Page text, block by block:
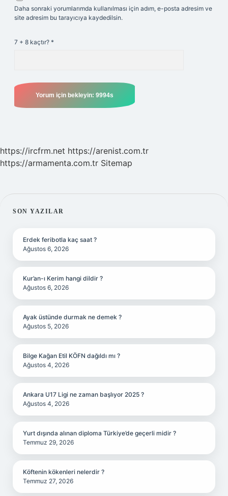
Daha sonraki yorumlarımda kullanılması için adım, e-posta adresim ve
site adresim bu tarayıcıya kaydedilsin.
7 + 8 kaçtır? *
https://ircfrm.net https://arenist.com.tr
https://armamenta.com.tr Sitemap
SIDEBAR
SON YAZILAR
Erdek feribotla kaç saat ?
Ağustos 6, 2026
Kur’an-ı Kerim hangi dildir ?
Ağustos 6, 2026
Ayak üstünde durmak ne demek ?
Ağustos 5, 2026
Bilge Kağan Etil KÖFN dağıldı mı ?
Ağustos 4, 2026
Ankara U17 Ligi ne zaman başlıyor 2025 ?
Ağustos 4, 2026
Yurt dışında alınan diploma Türkiye’de geçerli midir ?
Temmuz 29, 2026
Köftenin kökenleri nelerdir ?
Temmuz 27, 2026